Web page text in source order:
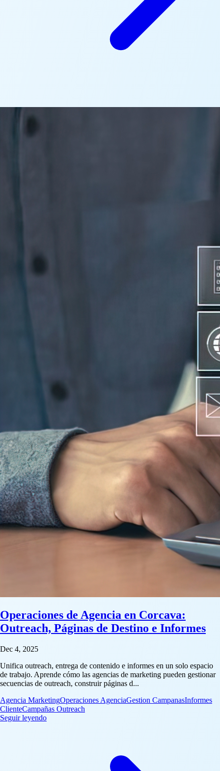
Operaciones de Agencia en Corcava:
Outreach, Páginas de Destino e Informes
Dec 4, 2025
Unifica outreach, entrega de contenido e informes en un solo espacio
de trabajo. Aprende cómo las agencias de marketing pueden gestionar
secuencias de outreach, construir páginas d...
Agencia MarketingOperaciones AgenciaGestion CampanasInformes
ClienteCampañas Outreach
Seguir leyendo: Operaciones de Agencia en Corcava: Outreach,